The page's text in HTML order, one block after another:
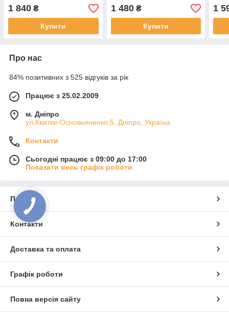
1 840 ₴
Купити
1 480₴
Купити
1
Про нас
84% позитивних з 525 відгуків за рік
Працює з 25.02.2009
м. Дніпро
ул.Квитки-Основьяненко,5, Дніпро, Україна
Контакти
Сьогодні працює з 09:00 до 17:00
Показати весь графік роботи
Про нас
Контакти
Доставка та оплата
Графік роботи
Повна версія сайту
КНОПКА
ЗВ'ЯЗКУ